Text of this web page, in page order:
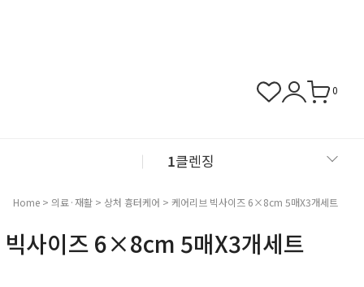
0
1클렌징
2샴푸
3 근육관절
Home > 의료·재활 > 상처 흉터케어 > 케어리브 빅사이즈 6×8cm 5매X3개세트
빅사이즈 6×8cm 5매X3개세트